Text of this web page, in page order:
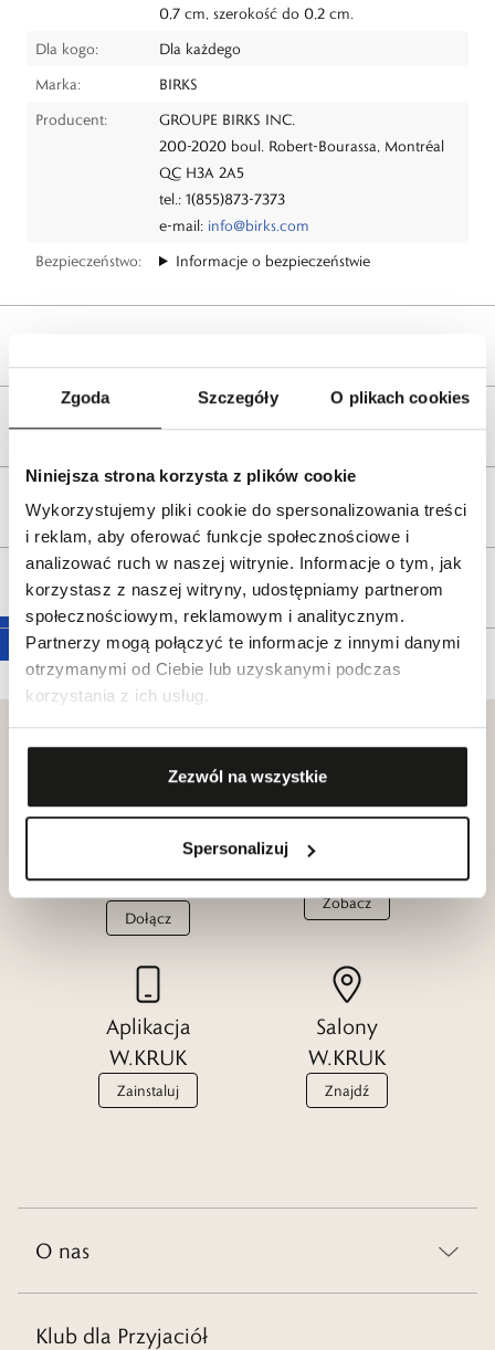
Zgoda Szczegóły O plikach cookies
Niniejsza strona korzysta z plików cookie
Wykorzystujemy pliki cookie do spersonalizowania treści
i reklam, aby oferować funkcje społecznościowe i
analizować ruch w naszej witrynie. Informacje o tym, jak
korzystasz z naszej witryny, udostępniamy partnerom
społecznościowym, reklamowym i analitycznym.
Partnerzy mogą połączyć te informacje z innymi danymi
otrzymanymi od Ciebie lub uzyskanymi podczas
korzystania z ich usług.
Zezwól na wszystkie
Spersonalizuj
0,7 cm, szerokość do 0,2 cm.
Dla kogo:
Dla każdego
Marka:
BIRKS
Producent:
GROUPE BIRKS INC.
200-2020 boul. Robert-Bourassa, Montréal
QC H3A 2A5
tel.: 1(855)873-7373
e-mail: info@birks.com
Bezpieczeństwo:
Informacje o bezpieczeństwie
Wysyłka
Reklamacje i zwroty
Tagi
Klub dla
Przyjaciół
W.KRUK
Dołącz
Katalogi
Zobacz
Aplikacja
W.KRUK
Zainstaluj
Salony
W.KRUK
Znajdź
O nas
Klub dla Przyjaciół